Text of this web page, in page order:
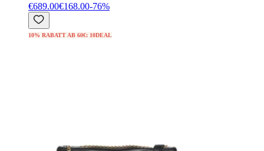
€689.00€168.00-76%
10% RABATT AB 60€: 10DEAL